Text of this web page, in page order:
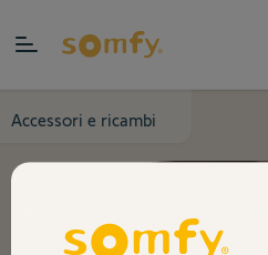
Accessori e ricambi